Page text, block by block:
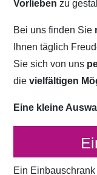
Vorliebenzu
Bei uns finden Sie
Ihnen täglich
Sie sich von uns
dievielfältigen
Eine kleine
Ein